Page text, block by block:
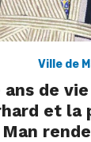
Ville de
ans de
et la